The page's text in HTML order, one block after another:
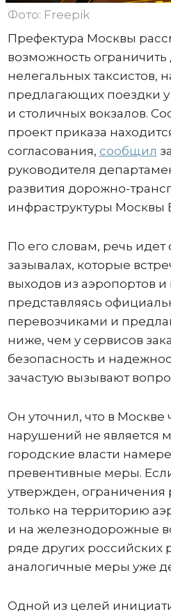
Фото: Freepik
Префектура Москвы
возможность ограничить
нелегальных таксистов,
предлагающих поездки
и столичных вокзалов.
проект приказа
согласования, сообщил
руководителя
развития дорожно-
инфраструктуры
По его словам, речь идет
зазывалах, которые
выходов из аэропортов и
представляясь
перевозчиками и
ниже, чем у сервисов
безопасность и
зачастую вызывают
Он уточнил, что в
нарушений не является
городские власти
превентивные меры.
утвержден, ограничения
только на территорию
и на железнодорожные
ряде других российских
аналогичные меры уже
Одной из целей